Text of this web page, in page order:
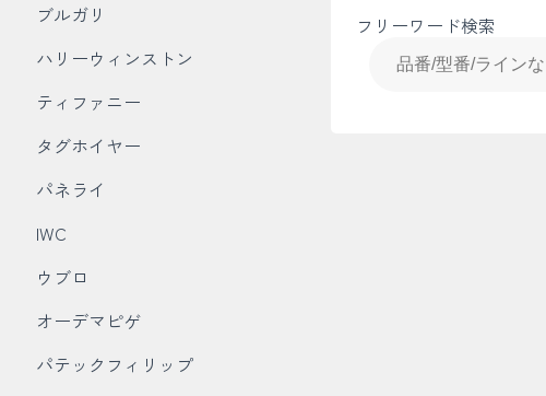
ブルガリ
ハリーウィンストン
ティファニー
タグホイヤー
パネライ
IWC
ウブロ
オーデマピゲ
パテックフィリップ
フリーワード検索